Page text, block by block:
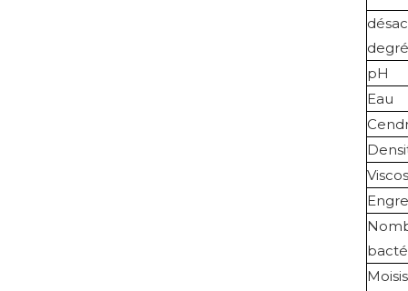
pH
Eau